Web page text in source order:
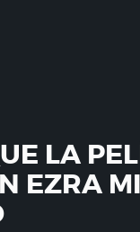
LA
EZRA